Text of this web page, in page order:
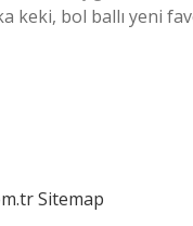
keki, bol ballı yeni
Sitemap